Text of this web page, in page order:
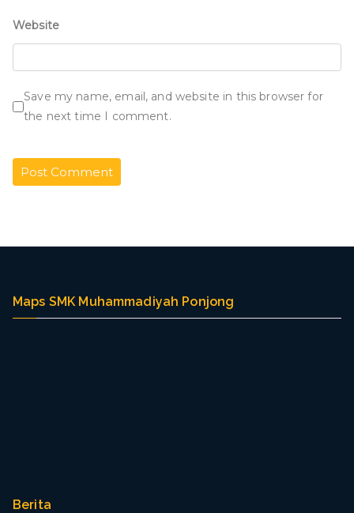
Website
Save my name, email, and website in this browser for
the next time I comment.
Maps SMK Muhammadiyah Ponjong
Berita